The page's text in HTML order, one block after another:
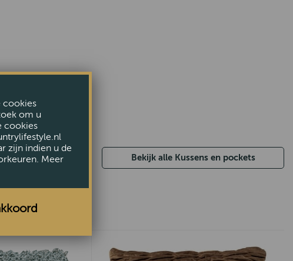
Bekijk alle Kussens en pockets
cookies
om u
cookies
zijn indien u de
Meer